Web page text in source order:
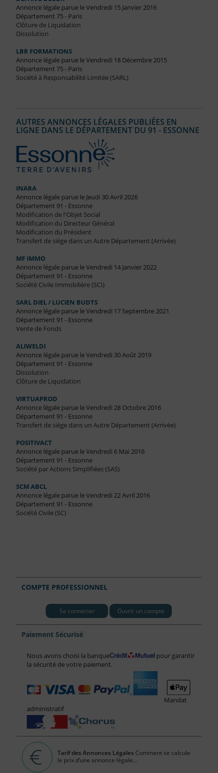
Annonce légale parue le Vendredi 15 Janvier 2016
Département 75 - Paris
Clôture de Liquidation
Dissolution
LBR FORMATIONS
Annonce légale parue le Vendredi 18 Décembre 2015
Département 75 - Paris
Société à Responsabilité Limitée (SARL)
AUTRES ANNONCES LÉGALES PUBLIÉES EN
LIGNE DANS LE DÉPARTEMENT DU 91 - ESSONNE
INARA
Annonce légale parue le Jeudi 30 Avril 2026
Département 91 - Essonne
Modification de l'Objet Social
Modification du Directeur Général
Modification du Président
Transfert de siège dans un Autre Département (Arrivée)
MF IMMO
Annonce légale parue le Vendredi 14 Janvier 2022
Département 91 - Essonne
Société Civile Immobilière (SCI)
SARL DIEL / LUCIEN BUDTS
Annonce légale parue le Vendredi 17 Septembre 2021
Département 91 - Essonne
Vente de Fonds
ALIWELDI
Annonce légale parue le Vendredi 30 Août 2019
Département 91 - Essonne
Dissolution
Clôture de Liquidation
VIRTUAPROD
Annonce légale parue le Vendredi 28 Octobre 2016
Département 91 - Essonne
Transfert de siège dans un Autre Département (Arrivée)
POSITIVACT
Annonce légale parue le Vendredi 6 Mai 2016
Département 91 - Essonne
Société par Actions Simplifiées (SAS)
SCM ABCL
Annonce légale parue le Vendredi 22 Avril 2016
Département 91 - Essonne
Société Civile (SC)
COMPTE PROFESSIONNEL
Se connecter Ouvrir un compte
Paiement Sécurisé
Nous avons choisi la banque
pour garantir
la sécurité de votre paiement.
Mandat
administratif
Tarif des Annonces Légales Comment se calcule
le prix d’une annonce légale...